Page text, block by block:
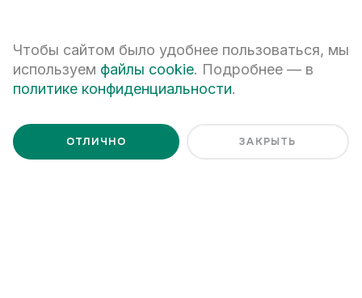
Я ознакомлен с
Политикой обработки персональных данных
Чтобы сайтом было удобнее пользоваться, мы
используем файлы cookie. Подробнее — в
политике конфиденциальности.
ОТЛИЧНО ЗАКРЫТЬ